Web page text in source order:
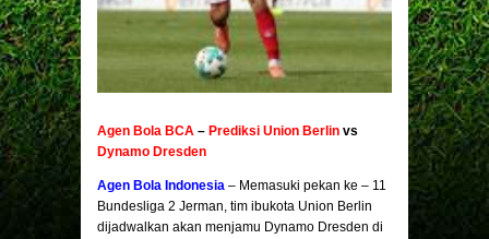
Agen Bola BCA – Prediksi Union Berlin vs
Dynamo Dresden
Agen Bola Indonesia – Memasuki pekan ke – 11
Bundesliga 2 Jerman, tim ibukota Union Berlin
dijadwalkan akan menjamu Dynamo Dresden di